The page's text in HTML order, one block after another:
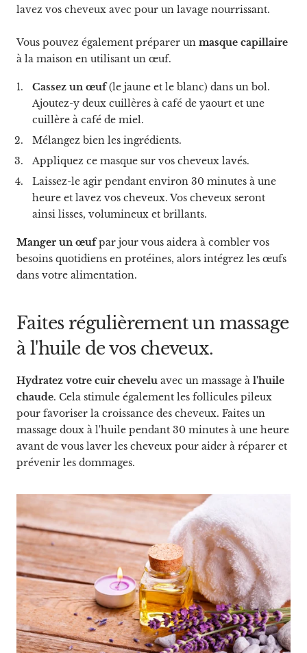
lavez vos cheveux avec pour un lavage nourrissant.
Vous pouvez également préparer un masque capillaire
à la maison en utilisant un œuf.
Cassez un œuf(le jaune et le blanc) dans un bol.
Ajoutez-y deux cuillères à café de yaourt et une
cuillère à café de miel.
Mélangez bien les ingrédients.
Appliquez ce masque sur vos cheveux lavés.
Laissez-le agir pendant environ 30 minutes à une
heure et lavez vos cheveux. Vos cheveux seront
ainsi lisses, volumineux et brillants.
Manger un œufpar jour vous aidera à combler vos
besoins quotidiens en protéines, alors intégrez les œufs
dans votre alimentation.
Faites régulièrement un massage
à l'huile de vos cheveux.
Hydratez votre cuir chevelu avec un massage à l'huile
chaude. Cela stimule également les follicules pileux
pour favoriser la croissance des cheveux. Faites un
massage doux à l'huile pendant 30 minutes à une heure
avant de vous laver les cheveux pour aider à réparer et
prévenir les dommages.